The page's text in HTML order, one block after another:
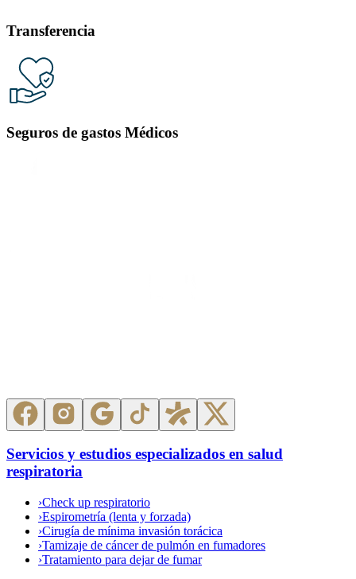
Transferencia
Seguros de gastos Médicos
Servicios y estudios especializados en salud
respiratoria
›Check up respiratorio
›Espirometría (lenta y forzada)
›Cirugía de mínima invasión torácica
›Tamizaje de cáncer de pulmón en fumadores
›Tratamiento para dejar de fumar